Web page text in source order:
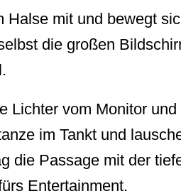
mit und bewegt
die großen
Lichter vom Monitor
im Tankt und
die Passage mit der
Entertainment.